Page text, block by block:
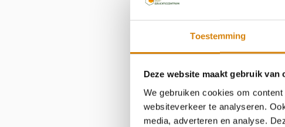
Toestemming
Deze website maakt gebruik van
We gebruiken cookies om
websiteverkeer te analyseren.
media, adverteren en analyse.
en